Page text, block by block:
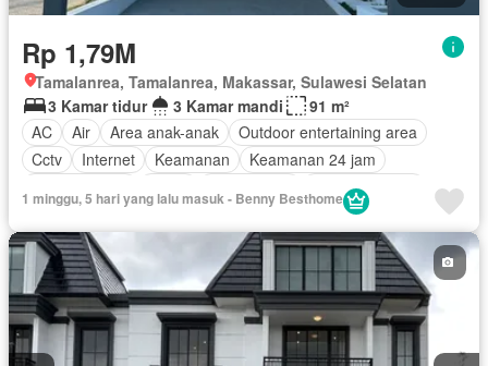
Rp 1,79M
Tamalanrea, Tamalanrea, Makassar, Sulawesi Selatan
3 Kamar tidur
3 Kamar mandi
91 m²
AC
Air Area anak-anak
Outdoor entertaining area
Cctv
Internet Keamanan
Keamanan 24 jam
Secure parking
Teras Tanpa perabotan
1 minggu, 5 hari yang lalu masuk - Benny Besthome